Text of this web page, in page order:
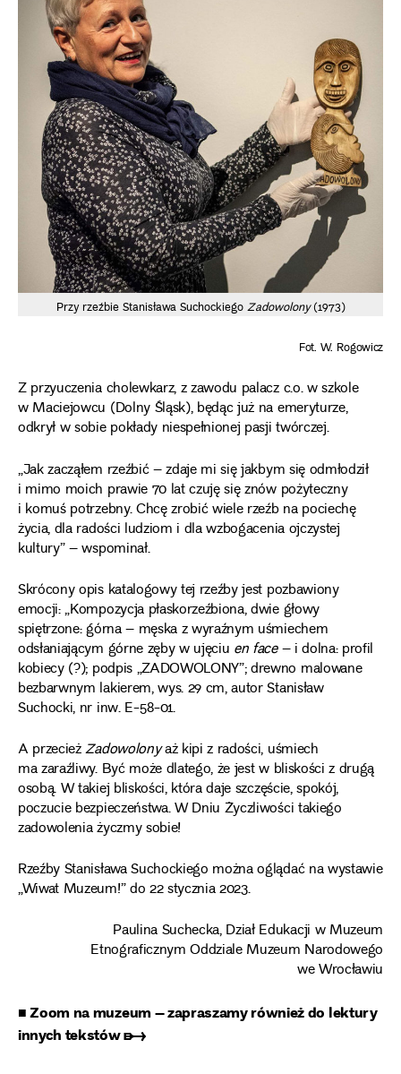
Przy rzeźbie Stanisława SuchockiegoZadowolony(1973)
Fot. W. Rogowicz
Z przyuczenia cholewkarz, z zawodu palacz c.o. w szkole
w Maciejowcu (Dolny Śląsk), będąc już na emeryturze,
odkrył w sobie pokłady niespełnionej pasji twórczej.
„Jak zacząłem rzeźbić – zdaje mi się jakbym się odmłodził
i mimo moich prawie 70 lat czuję się znów pożyteczny
i komuś potrzebny. Chcę zrobić wiele rzeźb na pociechę
życia, dla radości ludziom i dla wzbogacenia ojczystej
kultury” – wspominał.
Skrócony opis katalogowy tej rzeźby jest pozbawiony
emocji: „Kompozycja płaskorzeźbiona, dwie głowy
spiętrzone: górna – męska z wyraźnym uśmiechem
odsłaniającym górne zęby w ujęciu en face– i dolna: profil
kobiecy (?); podpis „ZADOWOLONY”; drewno malowane
bezbarwnym lakierem, wys. 29 cm, autor Stanisław
Suchocki, nr inw. E-58-01.
A przecieżZadowolonyaż kipi z radości, uśmiech
ma zaraźliwy. Być może dlatego, że jest w bliskości z drugą
osobą. W takiej bliskości, która daje szczęście, spokój,
poczucie bezpieczeństwa. W Dniu Życzliwości takiego
zadowolenia życzmy sobie!
Rzeźby Stanisława Suchockiego można oglądać na wystawie
„Wiwat Muzeum!” do 22 stycznia 2023.
Paulina Suchecka, Dział Edukacji w Muzeum
Etnograficznym Oddziale Muzeum Narodowego
we Wrocławiu
■ Zoom na muzeum – zapraszamy również do lektury
innych tekstów ➸